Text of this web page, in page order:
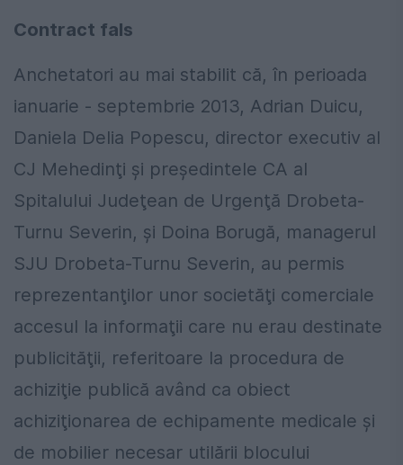
Contract fals
Anchetatori au mai stabilit că, în perioada
ianuarie - septembrie 2013, Adrian Duicu,
Daniela Delia Popescu, director executiv al
CJ Mehedinţi şi preşedintele CA al
Spitalului Judeţean de Urgenţă Drobeta-
Turnu Severin, şi Doina Borugă, managerul
SJU Drobeta-Turnu Severin, au permis
reprezentanţilor unor societăţi comerciale
accesul la informaţii care nu erau destinate
publicităţii, referitoare la procedura de
achiziţie publică având ca obiect
achiziţionarea de echipamente medicale şi
de mobilier necesar utilării blocului